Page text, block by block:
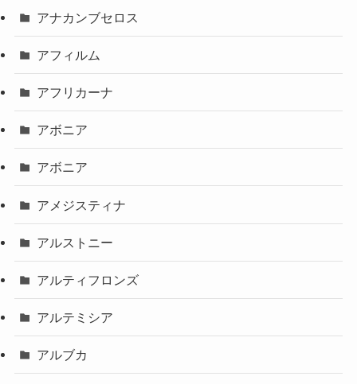
アナカンブセロス
アフィルム
アフリカーナ
アボニア
アボニア
アメジスティナ
アルストニー
アルティフロンズ
アルテミシア
アルブカ